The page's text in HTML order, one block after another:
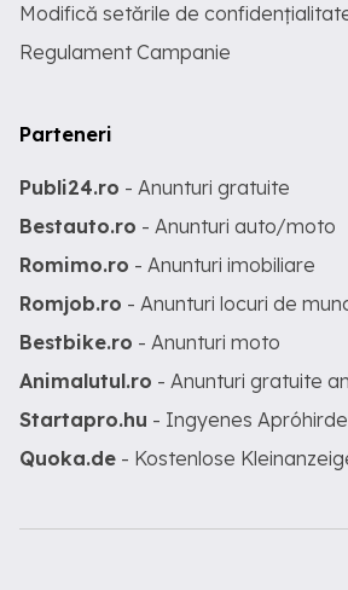
Modifică setările de
Regulament Campanie
Parteneri
Publi24.ro - Anunturi gratuite
Bestauto.ro - Anunturi auto/moto
Romimo.ro - Anunturi imobiliare
Romjob.ro - Anunturi locuri de
Bestbike.ro - Anunturi moto
Animalutul.ro - Anunturi gratuite
Startapro.hu - Ingyenes
Quoka.de - Kostenlose